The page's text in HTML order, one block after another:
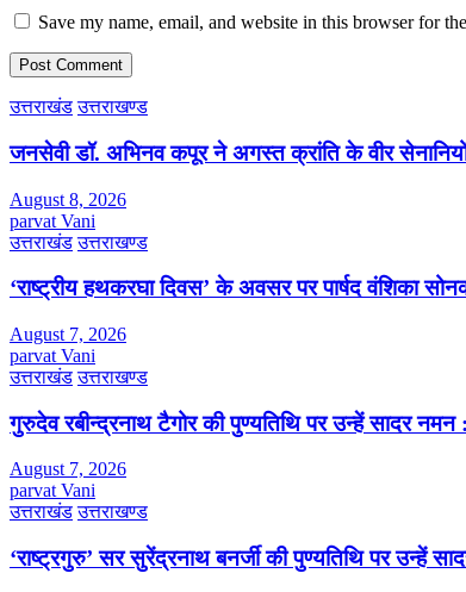
Save my name, email, and website in this browser for
उत्तराखंड उत्तराखण्ड
जनसेवी डॉ. अभिनव कपूर ने अगस्त क्रांति के वीर
August 8, 2026
parvat Vani
उत्तराखंड उत्तराखण्ड
‘राष्ट्रीय हथकरघा दिवस’ के अवसर पर पार्षद वंशिका
August 7, 2026
parvat Vani
उत्तराखंड उत्तराखण्ड
गुरुदेव रबीन्द्रनाथ टैगोर की पुण्यतिथि पर उन्हें सादर
August 7, 2026
parvat Vani
उत्तराखंड उत्तराखण्ड
‘राष्ट्रगुरु’ सर सुरेंद्रनाथ बनर्जी की पुण्यतिथि पर उन्हें